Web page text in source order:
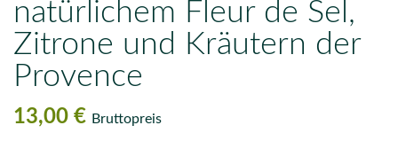
natürlichem Fleur de Sel,
Zitrone und Kräutern der
Provence
13,00 € Bruttopreis